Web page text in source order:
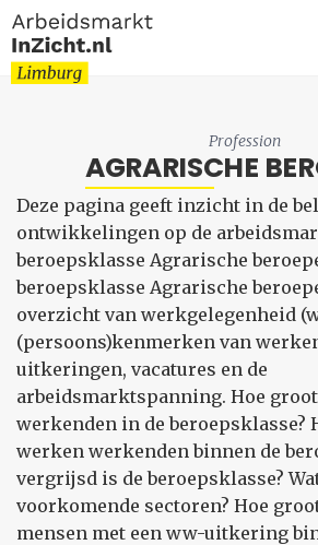
Profession
AGRARISCHE
Deze pagina geeft inzicht in de
ontwikkelingen op de
beroepsklasse Agrarische
beroepsklasse Agrarische
overzicht van werkgelegenheid
(persoons)kenmerken van
uitkeringen, vacatures en de
arbeidsmarktspanning. Hoe
werkenden in de beroepsklasse?
werken werkenden binnen de
vergrijsd is de beroepsklasse?
voorkomende sectoren? Hoe
mensen met een ww-uitkering